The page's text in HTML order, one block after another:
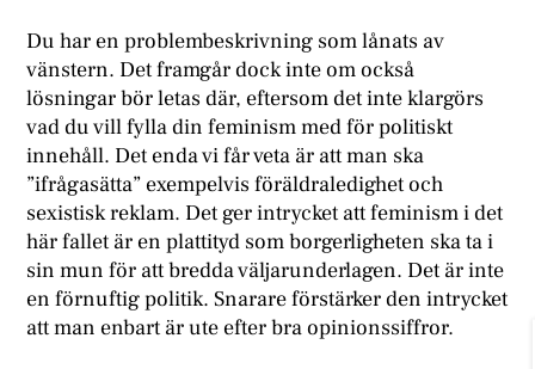
Du har en problembeskrivning som lånats av
vänstern. Det framgår dock inte om också
lösningar bör letas där, eftersom det inte klargörs
vad du vill fylla din feminism med för politiskt
innehåll. Det enda vi får veta är att man ska
”ifrågasätta” exempelvis föräldraledighet och
sexistisk reklam. Det ger intrycket att feminism i det
här fallet är en plattityd som borgerligheten ska ta i
sin mun för att bredda väljarunderlagen. Det är inte
en förnuftig politik. Snarare förstärker den intrycket
att man enbart är ute efter bra opinionssiffror.